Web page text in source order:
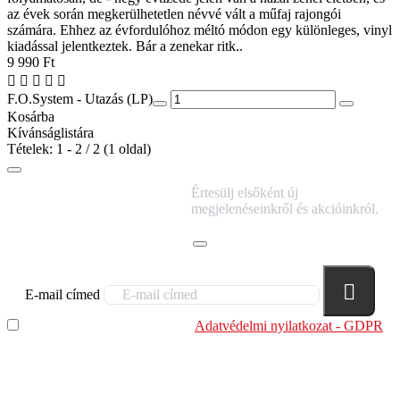
az évek során megkerülhetetlen névvé vált a műfaj rajongói
számára. Ehhez az évfordulóhoz méltó módon egy különleges, vinyl
kiadással jelentkeztek. Bár a zenekar ritk..
9 990 Ft
F.O.System - Utazás (LP)
Kosárba
Kívánságlistára
Tételek: 1 - 2 / 2 (1 oldal)
Értesülj elsőként új
megjelenéseinkről és akcióinkról.
E-mail címed
Adatvédelmi nyilatkozat - GDPR